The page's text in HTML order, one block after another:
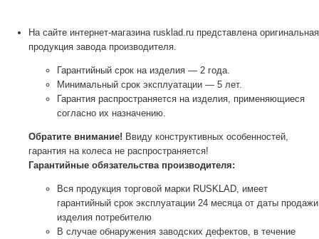
На сайте интернет-магазина rusklad.ru представлена оригинальная
продукция завода производителя.
Гарантийный срок на изделия — 2 года.
Минимальный срок эксплуатации — 5 лет.
Гарантия распространяется на изделия, применяющиеся
согласно их назначению.
Обратите внимание! Ввиду конструктивных особенностей,
гарантия на колеса не распространяется!
Гарантийные обязательства производителя:
Вся продукция торговой марки RUSKLAD, имеет
гарантийный срок эксплуатации 24 месяца от даты продажи
изделия потребителю
В случае обнаружения заводских дефектов, в течение